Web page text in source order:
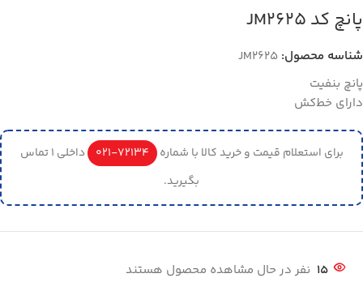
پانچ کد JM2625
شناسه محصول: JM2625
پانچ بنفیت
دارای خط‌کش
برای استعلام قیمت و خرید کالا با شماره 72134-021
داخلی 1 تماس
بگیرید.
15 نفر در حال مشاهده محصول هستند